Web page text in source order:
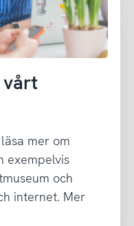
vårt
mer om
exempelvis
och
internet. Mer